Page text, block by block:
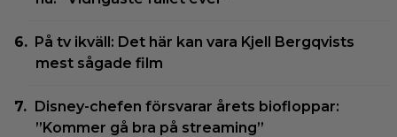
På tv ikväll: Det här kan vara Kjell Bergqvists
mest sågade film
Disney-chefen försvarar årets biofloppar:
”Kommer gå bra på streaming”